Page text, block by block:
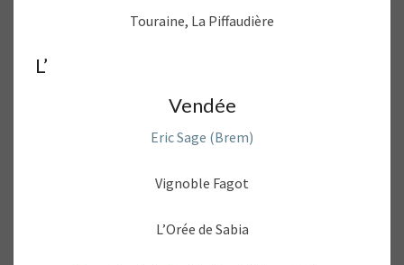
Touraine, La Piffaudière
L’
Vendée
Eric Sage (Brem)
Vignoble Fagot
L’Orée de Sabia